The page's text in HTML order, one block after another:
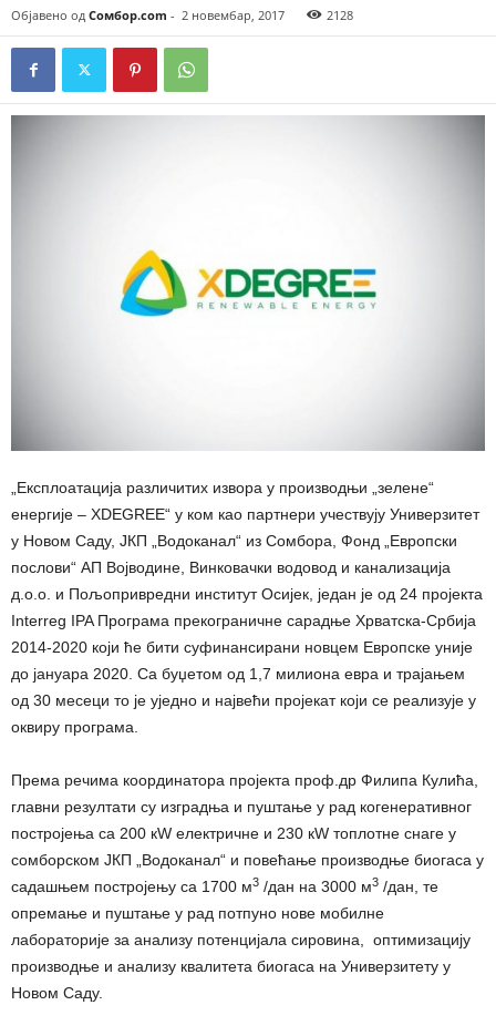
Објавено од Сомбор.com - 2 новембар, 2017 2128
„Експлоатација различитих извора у производњи „зелене“
енергије – XDEGREE“ у ком као партнери учествују Универзитет
у Новом Саду, ЈКП „Водоканал“ из Сомбора, Фонд „Европски
послови“ АП Војводине, Винковачки водовод и канализација
д.о.о. и Пољопривредни институт Осијек, један је од 24 пројекта
Interreg IPA Програма прекограничне сарадње Хрватска-Србија
2014-2020 који ће бити суфинансирани новцем Европске уније
до јануара 2020. Са буџетом од 1,7 милиона евра и трајањем
од 30 месеци то је уједно и највећи пројекат који се реализује у
оквиру програма.
Према речима координатора пројекта проф.др Филипа Кулића,
главни резултати су изградња и пуштање у рад когенеративног
постројења са 200 кW електричне и 230 кW топлотне снаге у
сомборском ЈКП „Водоканал“ и повећање производње биогаса у
садашњем постројењу са 1700 м3 /дан на 3000 м3 /дан, те
опремање и пуштање у рад потпуно нове мобилне
лабораторије за анализу потенцијала сировина, оптимизацију
производње и анализу квалитета биогаса на Универзитету у
Новом Саду.